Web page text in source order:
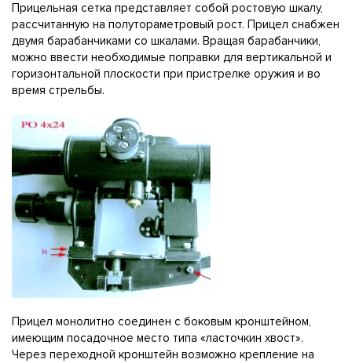
Прицельная сетка представляет собой ростовую шкалу,
рассчитанную на полутораметровый рост. Прицел снабжен
двумя барабанчиками со шкалами. Вращая барабанчики,
можно ввести необходимые поправки для вертикальной и
горизонтальной плоскости при пристрелке оружия и во
время стрельбы.
Прицел монолитно соединен с боковым кронштейном,
имеющим посадочное место типа «ласточкин хвост».
Через переходной кронштейн возможно крепление на